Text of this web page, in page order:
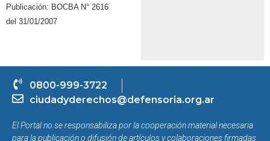
Publicación: BOCBA N° 2616
del 31/01/2007
0800-999-3722
ciudadyderechos@defensoria.org.ar
El Portal no se responsabiliza por la cooperación material necesaria
para la publicación o difusión de artículos y colaboraciones firmadas